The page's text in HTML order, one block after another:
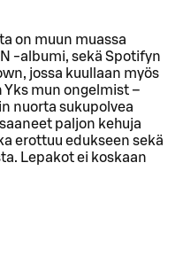
on muun muassa
-albumi, sekä Spotifyn
jossa kuullaan myös
mun ongelmist –
nuorta sukupolvea
paljon kehuja
erottuu edukseen sekä
Lepakot ei koskaan